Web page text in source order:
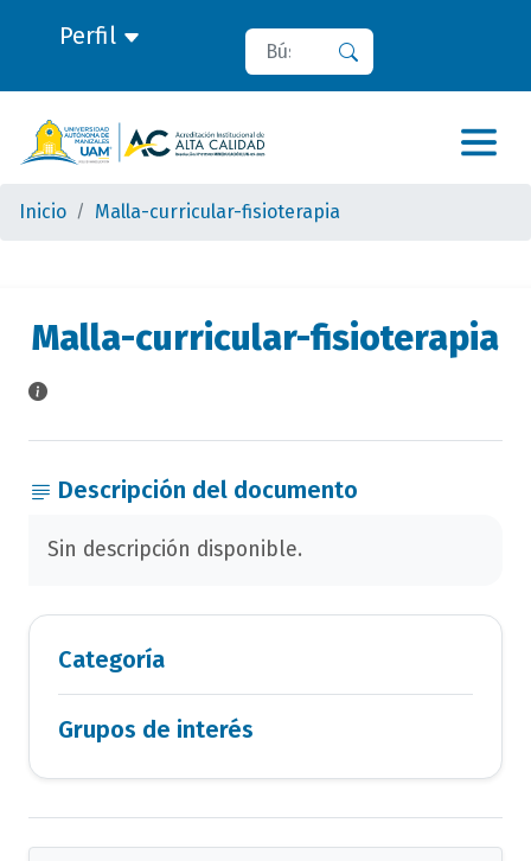
Perfil Buscar
Inicio Malla-curricular-fisioterapia
Malla-curricular-fisioterapia
Descripción del documento
Sin descripción disponible.
Categoría
Grupos de interés